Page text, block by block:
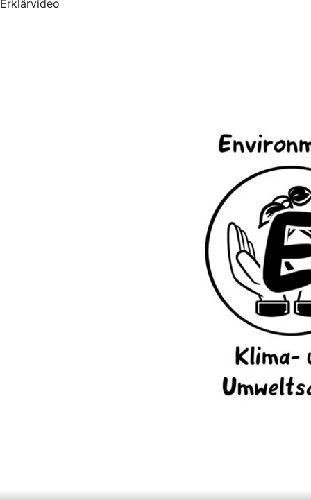
Erklärvideo